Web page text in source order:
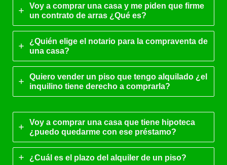
Voy a comprar una casa y me piden que firme
un contrato de arras ¿Qué es?
¿Quién elige el notario para la compraventa de
una casa?
Quiero vender un piso que tengo alquilado ¿el
inquilino tiene derecho a comprarla?
Voy a comprar una casa que tiene hipoteca
¿puedo quedarme con ese préstamo?
¿Cuál es el plazo del alquiler de un piso?